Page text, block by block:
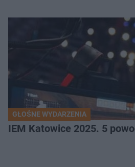
GŁOŚNE WYDARZENIA
IEM Katowice 2025. 5